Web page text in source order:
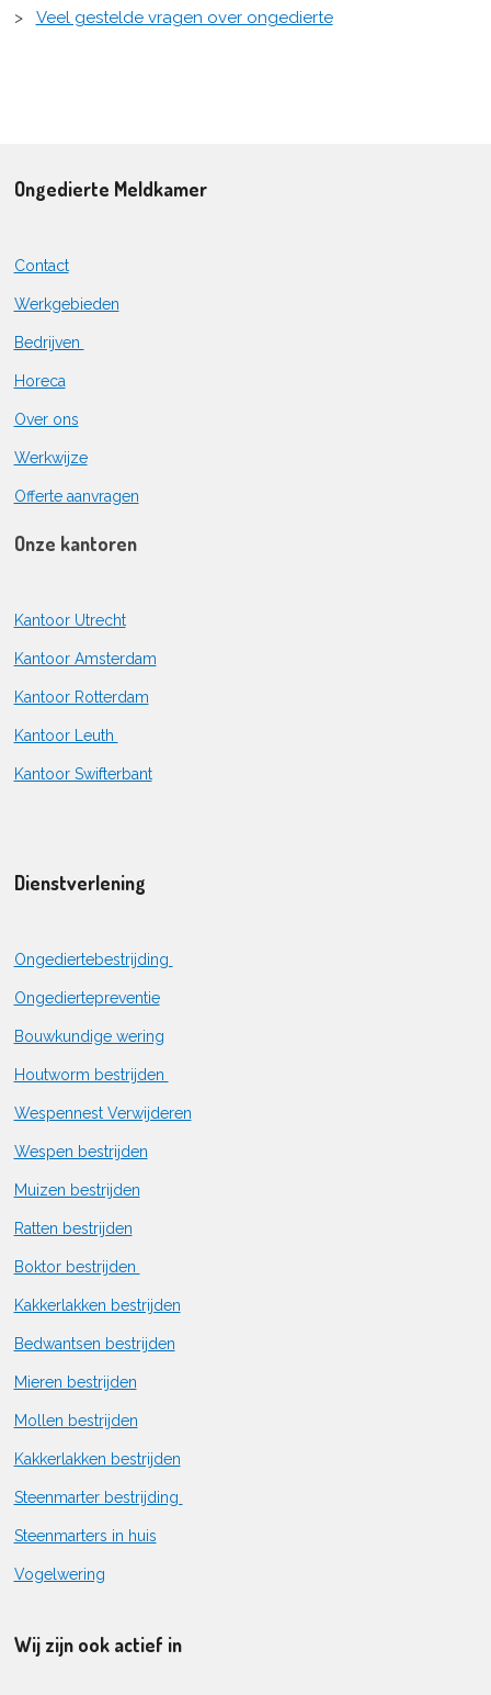
> Veel gestelde vragen over ongedierte
Ongedierte Meldkamer
Contact
Werkgebieden
Bedrijven
Horeca
Over ons
Werkwijze
Offerte aanvragen
Onze kantoren
Kantoor Utrecht
Kantoor Amsterdam
Kantoor Rotterdam
Kantoor Leuth
Kantoor Swifterbant
Dienstverlening
Ongediertebestrijding
Ongediertepreventie
Bouwkundige wering
Houtworm bestrijden
Wespennest Verwijderen
Wespen bestrijden
Muizen bestrijden
Ratten bestrijden
Boktor bestrijden
Kakkerlakken bestrijden
Bedwantsen bestrijden
Mieren bestrijden
Mollen bestrijden
Kakkerlakken bestrijden
Steenmarter bestrijding
Steenmarters in huis
Vogelwering
Wij zijn ook actief in